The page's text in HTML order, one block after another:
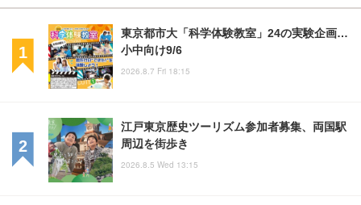
東京都市大「科学体験教室」24の実験企画…
小中向け9/6
2026.8.7 Fri 18:15
江戸東京歴史ツーリズム参加者募集、両国駅
周辺を街歩き
2026.8.5 Wed 13:15